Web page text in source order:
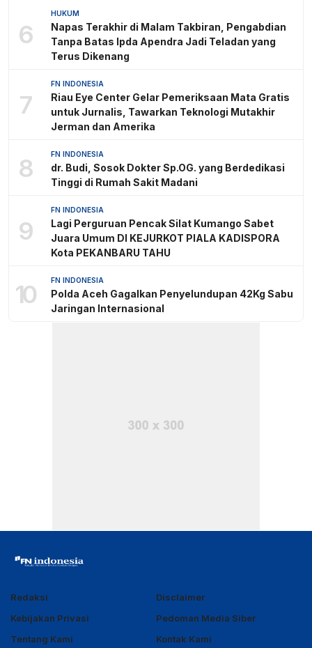
6
HUKUM
Napas Terakhir di Malam Takbiran, Pengabdian
Tanpa Batas Ipda Apendra Jadi Teladan yang
Terus Dikenang
7
FN INDONESIA
Riau Eye Center Gelar Pemeriksaan Mata Gratis
untuk Jurnalis, Tawarkan Teknologi Mutakhir
Jerman dan Amerika
8 FN INDONESIA
dr. Budi, Sosok Dokter Sp.OG. yang Berdedikasi
Tinggi di Rumah Sakit Madani
9
FN INDONESIA
Lagi Perguruan Pencak Silat Kumango Sabet
Juara Umum DI KEJURKOT PIALA KADISPORA
Kota PEKANBARU TAHU
10 FN INDONESIA
Polda Aceh Gagalkan Penyelundupan 42Kg Sabu
Jaringan Internasional
Redaksi
Disclaimer
Kebijakan Privasi
Pedoman Media Siber
Tentang Kami
Kontak Kami